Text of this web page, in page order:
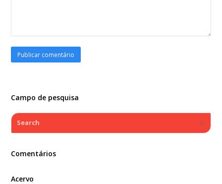
Campo de pesquisa
Search
Comentários
Acervo